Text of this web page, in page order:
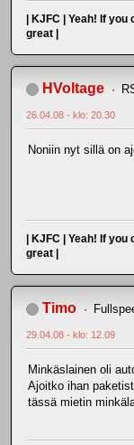
| KJFC | Yeah! If
great |
HVoltage
26.04.08 - klo: 20.30
Noniin nyt sillä
| KJFC | Yeah! If
great |
Timo
29.04.08 - klo: 12.09
Minkäslainen oli
Ajoitko ihan
tässä mietin